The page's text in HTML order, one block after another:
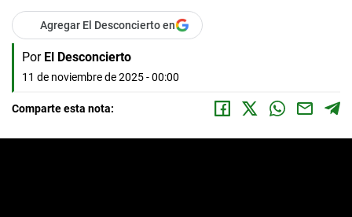
Agregar El Desconcierto en
Por El Desconcierto
11 de noviembre de 2025 - 00:00
Comparte esta nota: